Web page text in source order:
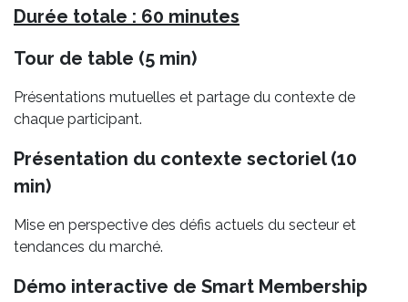
Durée totale : 60 minutes
Tour de table (5 min)
Présentations mutuelles et partage du contexte de
chaque participant.
Présentation du contexte sectoriel (10
min)
Mise en perspective des défis actuels du secteur et
tendances du marché.
Démo interactive de Smart Membership